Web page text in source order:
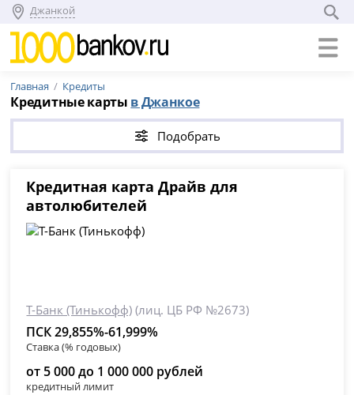
Джанкой
Главная Кредиты
Кредитные карты в Джанкое
Подобрать
Кредитная карта Драйв для
автолюбителей
Т-Банк (Тинькофф) (лиц. ЦБ РФ №2673)
ПСК 29,855%-61,999%
Ставка (% годовых)
от 5 000 до 1 000 000 рублей
кредитный лимит